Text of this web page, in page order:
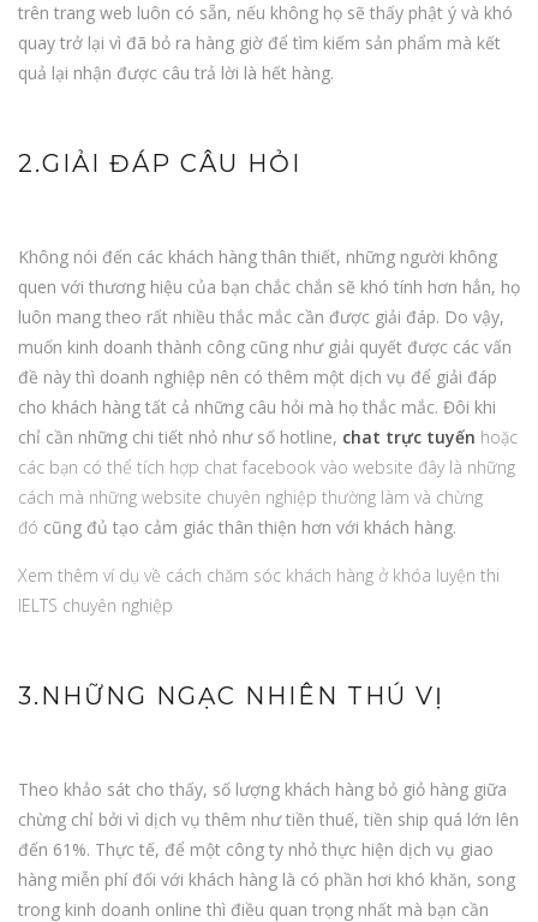
trên trang web luôn có sẵn, nếu không họ sẽ thấy phật ý và khó
quay trở lại vì đã bỏ ra hàng giờ để tìm kiếm sản phẩm mà kết
quả lại nhận được câu trả lời là hết hàng.
2.GIẢI ĐÁP CÂU HỎI
Không nói đến các khách hàng thân thiết, những người không
quen với thương hiệu của bạn chắc chắn sẽ khó tính hơn hẳn, họ
luôn mang theo rất nhiều thắc mắc cần được giải đáp. Do vậy,
muốn kinh doanh thành công cũng như giải quyết được các vấn
đề này thì doanh nghiệp nên có thêm một dịch vụ để giải đáp
cho khách hàng tất cả những câu hỏi mà họ thắc mắc. Đôi khi
chỉ cần những chi tiết nhỏ như số hotline, chat trực tuyến hoặc
các bạn có thể tích hợp chat facebook vào website đây là những
cách mà những website chuyên nghiệp thường làm và chừng
đó cũng đủ tạo cảm giác thân thiện hơn với khách hàng.
Xem thêm ví dụ về cách chăm sóc khách hàng ở khóa luyện thi
IELTS chuyên nghiệp
3.NHỮNG NGẠC NHIÊN THÚ VỊ
Theo khảo sát cho thấy, số lượng khách hàng bỏ giỏ hàng giữa
chừng chỉ bởi vì dịch vụ thêm như tiền thuế, tiền ship quá lớn lên
đến 61%. Thực tế, để một công ty nhỏ thực hiện dịch vụ giao
hàng miễn phí đối với khách hàng là có phần hơi khó khăn, song
trong kinh doanh online thì điều quan trọng nhất mà bạn cần